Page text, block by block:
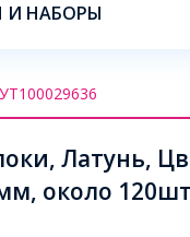
И НАБОРЫ
УТ100029636
Латунь,
около